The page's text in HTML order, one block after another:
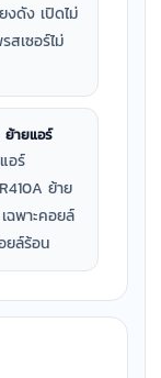
งดัง เปิดไม่
สเซอร์ไม่
ย้ายแอร์
อร์
ย้าย
ฉพาะคอยล์
ยล์ร้อน